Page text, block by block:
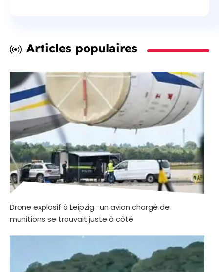
Articles populaires
Drone explosif à Leipzig : un avion chargé de
munitions se trouvait juste à côté